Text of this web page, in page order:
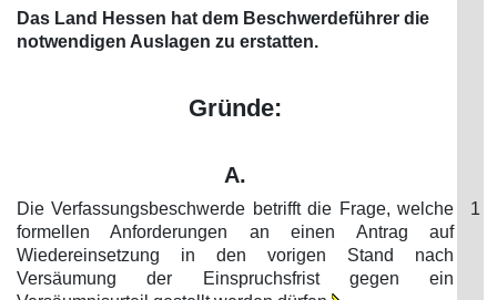
Das Land Hessen hat dem Beschwerdeführer die
notwendigen Auslagen zu erstatten.
Gründe:
A.
Die Verfassungsbeschwerde betrifft die Frage, welche
formellen Anforderungen an einen Antrag auf
Wiedereinsetzung in den vorigen Stand nach
Versäumung der Einspruchsfrist gegen ein
1